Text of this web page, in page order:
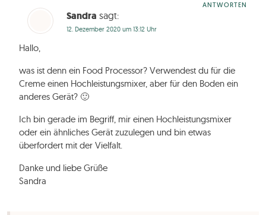
Sandra sagt:
12. Dezember 2020 um 13:12 Uhr
Hallo,
was ist denn ein Food Processor? Verwendest du für die
Creme einen Hochleistungsmixer, aber für den Boden ein
anderes Gerät? 🙂
Ich bin gerade im Begriff, mir einen Hochleistungsmixer
oder ein ähnliches Gerät zuzulegen und bin etwas
überfordert mit der Vielfalt.
Danke und liebe Grüße
Sandra
ANTWORTEN